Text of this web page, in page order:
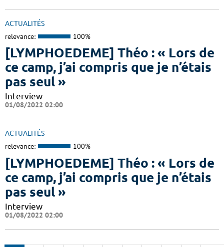
ACTUALITÉS
relevance: 100%
[LYMPHOEDEME] Théo : « Lors de
ce camp, j’ai compris que je n’étais
pas seul »
Interview
01/08/2022 02:00
ACTUALITÉS
relevance: 100%
[LYMPHOEDEME] Théo : « Lors de
ce camp, j’ai compris que je n’étais
pas seul »
Interview
01/08/2022 02:00